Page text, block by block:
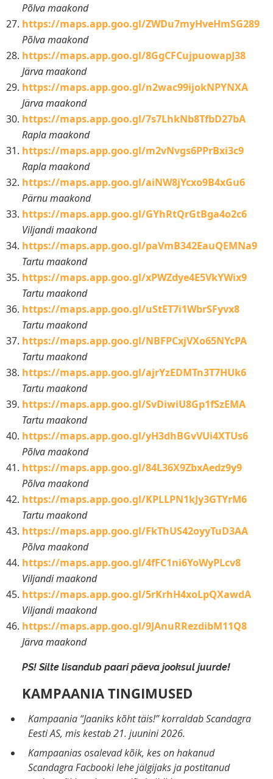
Põlva maakond
https://maps.app.goo.gl/ZWDu7myHveHmSG289
Põlva maakond
https://maps.app.goo.gl/8GgCFCujpuowapJ38
Järva maakond
https://maps.app.goo.gl/n2wac99ijokNPYNXA
Järva maakond
https://maps.app.goo.gl/7s7LhkNb8TfbD27bA
Rapla maakond
https://maps.app.goo.gl/m2vNvgs6PPrBxi3c9
Rapla maakond
https://maps.app.goo.gl/aiNW8jYcxo9B4xGu6
Pärnu maakond
https://maps.app.goo.gl/GYhRtQrGtBga4o2c6
Viljandi maakond
https://maps.app.goo.gl/paVmB342EauQEMNa9
Tartu maakond
https://maps.app.goo.gl/xPWZdye4E5VkYWix9
Tartu maakond
https://maps.app.goo.gl/uStET7i1WbrSFyvx8
Tartu maakond
https://maps.app.goo.gl/NBFPCxjVXo65NYcPA
Tartu maakond
https://maps.app.goo.gl/ajrYzEDMTn3T7HUk6
Tartu maakond
https://maps.app.goo.gl/SvDiwiU8Gp1fSzEMA
Tartu maakond
https://maps.app.goo.gl/yH3dhBGvVUi4XTUs6
Põlva maakond
https://maps.app.goo.gl/84L36X9ZbxAedz9y9
Põlva maakond
https://maps.app.goo.gl/KPLLPN1kJy3GTYrM6
Tartu maakond
https://maps.app.goo.gl/FkThUS42oyyTuD3AA
Põlva maakond
https://maps.app.goo.gl/4fFC1ni6YoWyPLcv8
Viljandi maakond
https://maps.app.goo.gl/5rKrhH4xoLpQXawdA
Viljandi maakond
https://maps.app.goo.gl/9JAnuRRezdibM11Q8
Järva maakond
PS! Silte lisandub paari päeva jooksul juurde!
KAMPAANIA TINGIMUSED
Kampaania “Jaaniks kõht täis!” korraldab Scandagra
Eesti AS, mis kestab 21. juunini 2026.
Kampaanias osalevad kõik, kes on hakanud
Scandagra Facbooki lehe jälgijaks ja postitanud